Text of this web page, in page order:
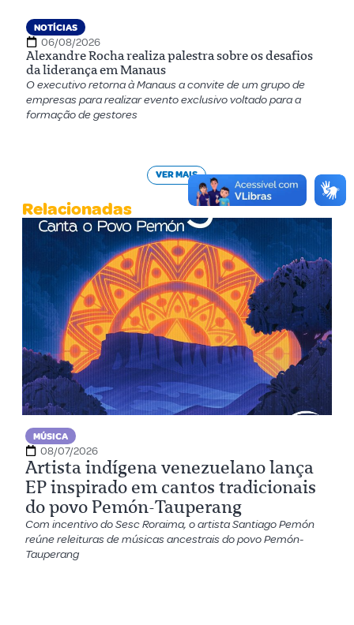
NOTÍCIAS
06/08/2026
Alexandre Rocha realiza palestra sobre os desafios
da liderança em Manaus
O executivo retorna à Manaus a convite de um grupo de
empresas para realizar evento exclusivo voltado para a
formação de gestores
VER MAIS
Relacionadas
MÚSICA
08/07/2026
Artista indígena venezuelano lança
EP inspirado em cantos tradicionais
do povo Pemón-Tauperang
Com incentivo do Sesc Roraima, o artista Santiago Pemón
reúne releituras de músicas ancestrais do povo Pemón-
Tauperang